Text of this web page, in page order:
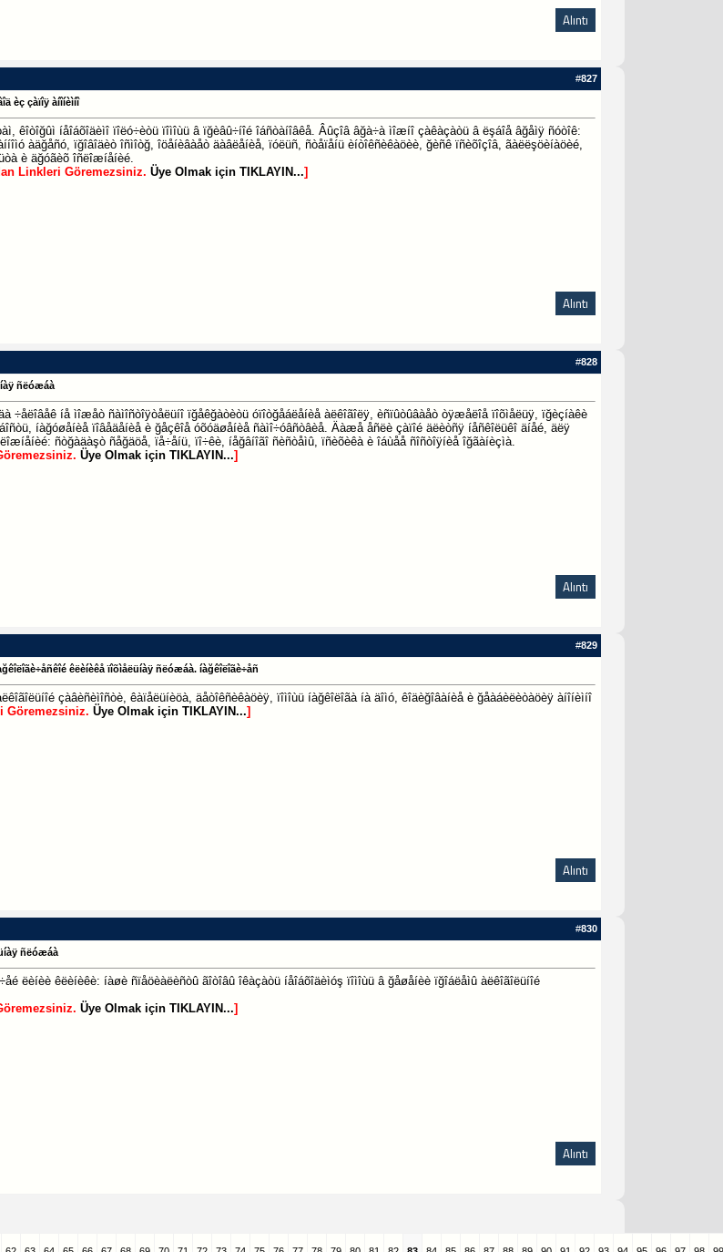
Alıntı
#827
èç çàïîÿ àíîíèìíî
êîòîğûì íåîáõîäèìî ïîëó÷èòü ïîìîùü â ïğèâû÷íîé îáñòàíîâêå. Âûçîâ âğà÷à ìîæíî çàêàçàòü â ëşáîå âğåìÿ ñóòîê:
àäğåñó, ïğîâîäèò îñìîòğ, îöåíèâàåò äàâëåíèå, ïóëüñ, ñòåïåíü èíòîêñèêàöèè, ğèñê ïñèõîçîâ, ãàëëşöèíàöèé,
è äğóãèõ îñëîæíåíèé.
Linkleri Göremezsiniz. Üye Olmak için TIKLAYIN...]
Alıntı
#828
ñëóæáà
÷åëîâåê íå ìîæåò ñàìîñòîÿòåëüíî ïğåêğàòèòü óïîòğåáëåíèå àëêîãîëÿ, èñïûòûâàåò òÿæåëîå ïîõìåëüÿ, ïğèçíàêè
íàğóøåíèå ïîâåäåíèå è ğåçêîå óõóäøåíèå ñàìî÷óâñòâèå. Äàæå åñëè çàïîé äëèòñÿ íåñêîëüêî äíåé, äëÿ
ñòğàäàşò ñåğäöå, ïå÷åíü, ïî÷êè, íåğâíîãî ñèñòåìû, ïñèõèêà è îáùåå ñîñòîÿíèå îğãàíèçìà.
Üye Olmak için TIKLAYIN...]
Alıntı
#829
êëèíèêå ïîõìåëüíàÿ ñëóæáà. íàğêîëîãè÷åñ
çàâèñèìîñòè, êàïåëüíèöà, äåòîêñèêàöèÿ, ïîìîùü íàğêîëîãà íà äîìó, êîäèğîâàíèå è ğåàáèëèòàöèÿ àíîíèìíî
Göremezsiniz. Üye Olmak için TIKLAYIN...]
Alıntı
#830
ñëóæáà
ëèíèè êëèíèêè: íàøè ñïåöèàëèñòû ãîòîâû îêàçàòü íåîáõîäèìóş ïîìîùü â ğåøåíèè ïğîáëåìû àëêîãîëüíîé
Üye Olmak için TIKLAYIN...]
Alıntı